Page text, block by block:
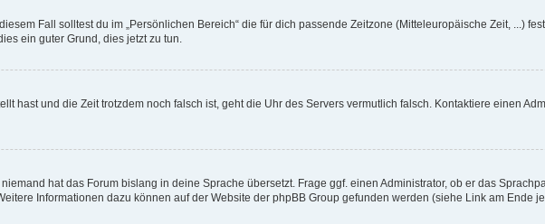
Fall solltest du im „Persönlichen Bereich“ die für dich passende Zeitzone (Mitteleuropäische Zeit, ...)
ein guter Grund, dies jetzt zu tun.
hast und die Zeit trotzdem noch falsch ist, geht die Uhr des Servers vermutlich falsch. Kontaktiere einen
hat das Forum bislang in deine Sprache übersetzt. Frage ggf. einen Administrator, ob er das
Informationen dazu können auf der Website der phpBB Group gefunden werden (siehe Link am Ende